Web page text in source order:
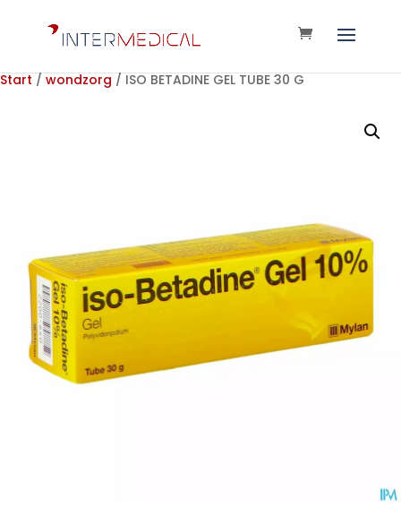
Start / wondzorg / ISO BETADINE GEL TUBE 30 G